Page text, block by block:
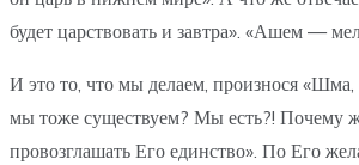
будет царствовать и завтра». «Ашем —
И это то, что мы делаем, произнося
мы тоже существуем? Мы есть?! Почему
провозглашать Его единство». По Его